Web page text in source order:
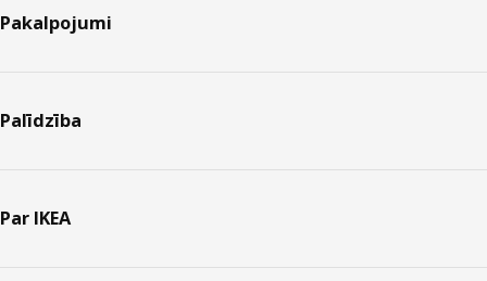
Pakalpojumi
Palīdzība
Par IKEA